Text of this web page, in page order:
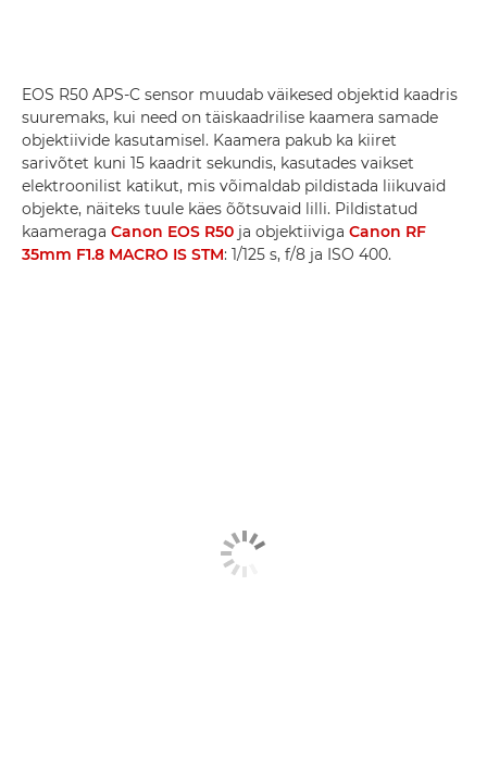
EOS R50 APS-C sensor muudab väikesed objektid kaadris
suuremaks, kui need on täiskaadrilise kaamera samade
objektiivide kasutamisel. Kaamera pakub ka kiiret
sarivõtet kuni 15 kaadrit sekundis, kasutades vaikset
elektroonilist katikut, mis võimaldab pildistada liikuvaid
objekte, näiteks tuule käes õõtsuvaid lilli. Pildistatud
kaameraga Canon EOS R50 ja objektiiviga Canon RF
35mm F1.8 MACRO IS STM: 1/125 s, f/8 ja ISO 400.